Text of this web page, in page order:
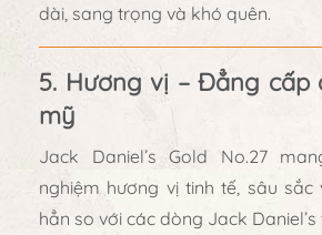
dài, sang trọng và khó quên.
5. Hương vị – Đẳng cấp
mỹ
Jack Daniel’s Gold No.27
nghiệm hương vị tinh tế, sâu
hẳn so với các dòng Jack